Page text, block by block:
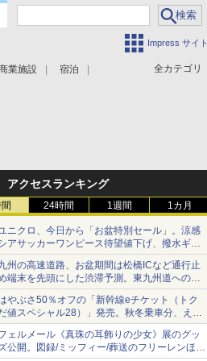
Impress サイト
全カテゴリ
業施設 宿泊
アクセスランキング
24時間 1週間 1カ月
ニクロ、今日から「お盆特別セール」。涼感
アサッカーワンピース待望値下げ、撥水ギア
ョーツは1990円に
州の高速道路、お盆期間は松橋ICなど通行止
端末を先頭にした渋滞予測。東九州道への迂
は料金調整を実施
やぶさ50％オフの「新幹線eチケット（トク
値スペシャル28）」発売。秋冬乗車分、えき
っと限定
ェルメール《真珠の耳飾りの少女》展のグッ
公開。図録/ミッフィー/葬送のフリーレンほ